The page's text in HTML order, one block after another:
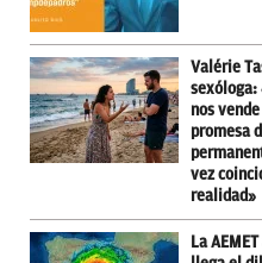
Valérie
sexóloga:
nos
promesa
vez
realidad»
La